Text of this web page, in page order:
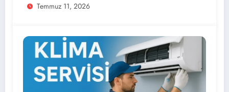
Temmuz 11, 2026